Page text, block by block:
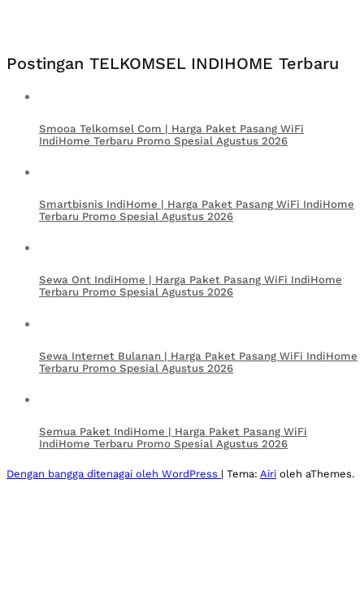
Postingan TELKOMSEL INDIHOME Terbaru
Smooa Telkomsel Com | Harga Paket Pasang WiFi
IndiHome Terbaru Promo Spesial Agustus 2026
Smartbisnis IndiHome | Harga Paket Pasang WiFi IndiHome
Terbaru Promo Spesial Agustus 2026
Sewa Ont IndiHome | Harga Paket Pasang WiFi IndiHome
Terbaru Promo Spesial Agustus 2026
Sewa Internet Bulanan | Harga Paket Pasang WiFi IndiHome
Terbaru Promo Spesial Agustus 2026
Semua Paket IndiHome | Harga Paket Pasang WiFi
IndiHome Terbaru Promo Spesial Agustus 2026
Dengan bangga ditenagai oleh WordPress | Tema: Airi oleh aThemes.